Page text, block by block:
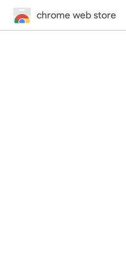
chrome web store